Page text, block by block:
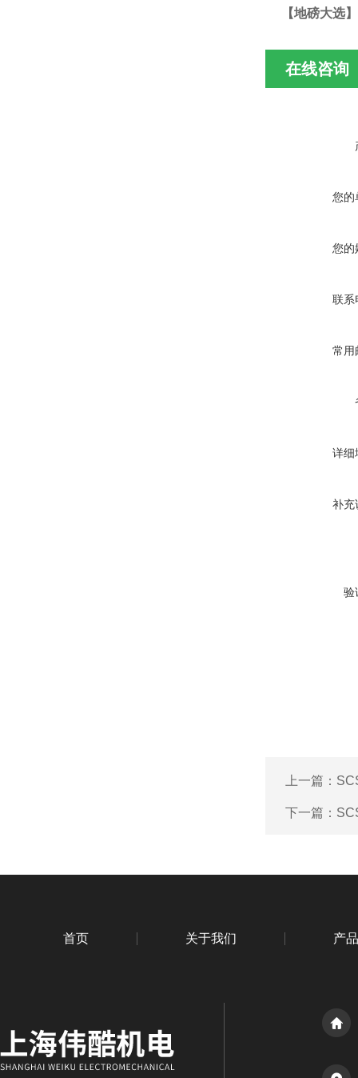
【地磅大选
在线咨询
您的
您的
联系
常用
详细
补充
验
上一篇：
下一篇：
首页 关于我们 产